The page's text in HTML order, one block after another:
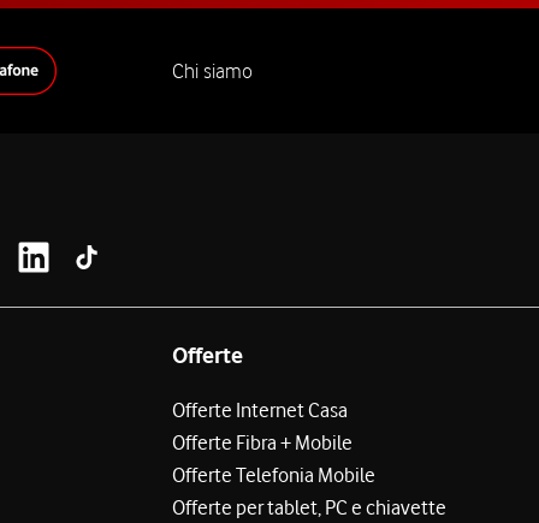
Chi siamo
Offerte
Offerte Internet Casa
Offerte Fibra + Mobile
Offerte Telefonia Mobile
Offerte per tablet, PC e chiavette